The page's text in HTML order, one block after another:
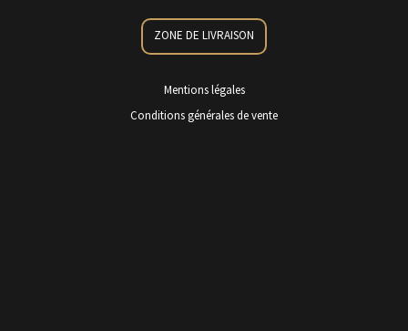
ZONE DE LIVRAISON
Mentions légales
Conditions générales de vente